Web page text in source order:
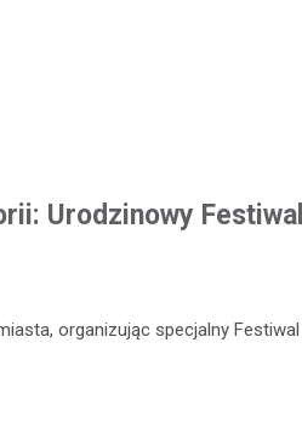
Urodzinowy
organizując specjalny